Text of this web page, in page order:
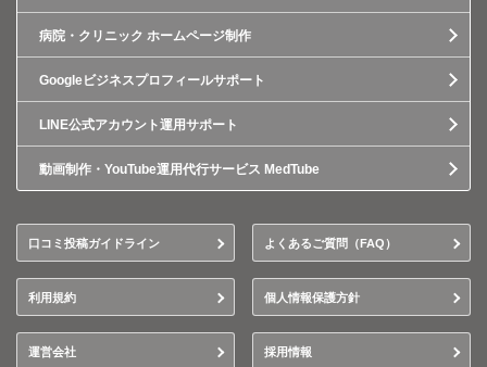
病院・クリニック ホームページ制作
Googleビジネスプロフィールサポート
LINE公式アカウント運用サポート
動画制作・YouTube運用代行サービス MedTube
口コミ投稿ガイドライン よくあるご質問（FAQ）
利用規約 個人情報保護方針
運営会社 採用情報